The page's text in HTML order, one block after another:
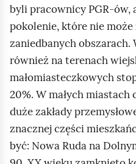
byli pracownicy PGR‑ów,
pokolenie, które nie
zaniedbanych
również na terenach
małomiasteczkowych
20%. W małych
duże zakłady
znacznej części
być: Nowa Ruda na